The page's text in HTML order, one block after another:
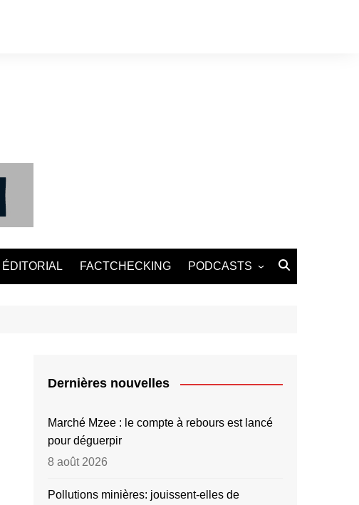
ÉDITORIAL FACTCHECKING PODCASTS
Dernières nouvelles
Marché Mzee : le compte à rebours est lancé
pour déguerpir
8 août 2026
Pollutions minières: jouissent-elles de